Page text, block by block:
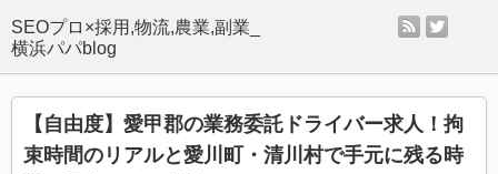
SEOプロ×採用,物流,農業,副業_
横浜パパblog
rss
【自由度】愛甲郡の業務委託ドライバー求人！拘
束時間のリアルと愛川町・清川村で手元に残る時